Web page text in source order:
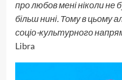
про любов мені ніколи не
більш нині. Тому в цьому
соціо-культурного
Libra